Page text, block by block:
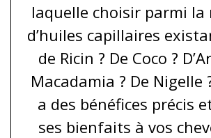
laquelle choisir parmi
d’huiles capillaires
de Ricin ? De Coco ?
Macadamia ? De Nigelle
a des bénéfices précis
ses bienfaits à vos